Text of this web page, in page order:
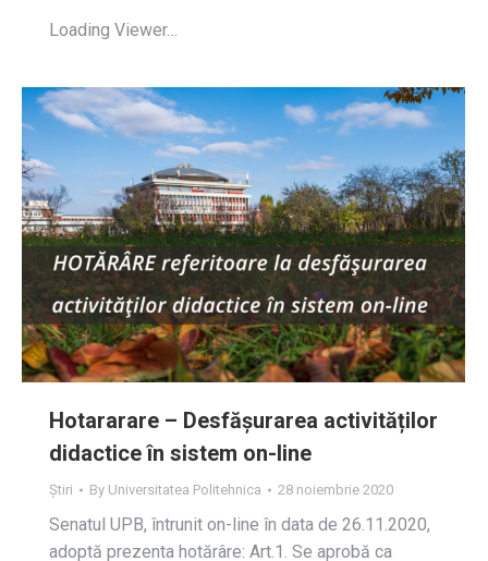
Loading Viewer…
Hotararare – Desfășurarea activităților
didactice în sistem on-line
Știri By Universitatea Politehnica 28 noiembrie 2020
Senatul UPB, întrunit on-line în data de 26.11.2020,
adoptă prezenta hotărâre: Art.1. Se aprobă ca